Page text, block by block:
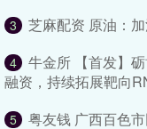
3 芝麻配资 原油：
4
牛金所 【首发】
融资，持续拓展靶向
5 粤友钱 广西百色